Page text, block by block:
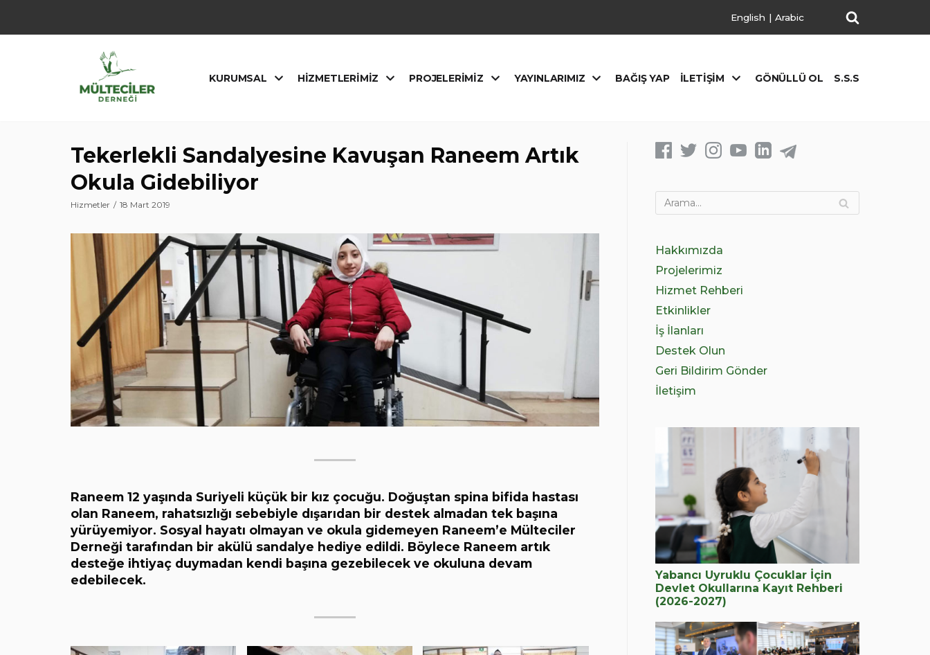
geç
English | Arabic
KURUMSAL HIZMETLERIMIZ PROJELERIMIZ YAYINLARIMIZ BAĞIŞ YAP İLETIŞIM GÖNÜLLÜ OL S.S.S
Tekerlekli Sandalyesine Kavuşan Raneem Artık
Okula Gidebiliyor
Hizmetler 18 Mart 2019
Raneem 12 yaşında Suriyeli küçük bir kız çocuğu. Doğuştan spina bifida hastası
olan Raneem, rahatsızlığı sebebiyle dışarıdan bir destek almadan tek başına
yürüyemiyor. Sosyal hayatı olmayan ve okula gidemeyen Raneem’e Mülteciler
Derneği tarafından bir akülü sandalye hediye edildi. Böylece Raneem artık
desteğe ihtiyaç duymadan kendi başına gezebilecek ve okuluna devam
edebilecek.
Hakkımızda
Projelerimiz
Hizmet Rehberi
Etkinlikler
İş İlanları
Destek Olun
Geri Bildirim Gönder
İletişim
Yabancı Uyruklu Çocuklar İçin
Devlet Okullarına Kayıt Rehberi
(2026-2027)